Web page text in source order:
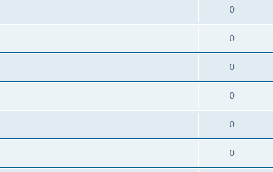
0
0
0
0
0
0